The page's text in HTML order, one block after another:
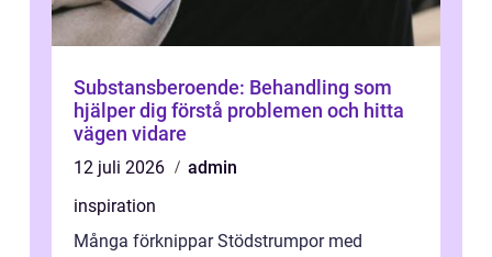
Substansberoende: Behandling som
hjälper dig förstå problemen och hitta
vägen vidare
12 juli 2026
admin
inspiration
Många förknippar Stödstrumpor med